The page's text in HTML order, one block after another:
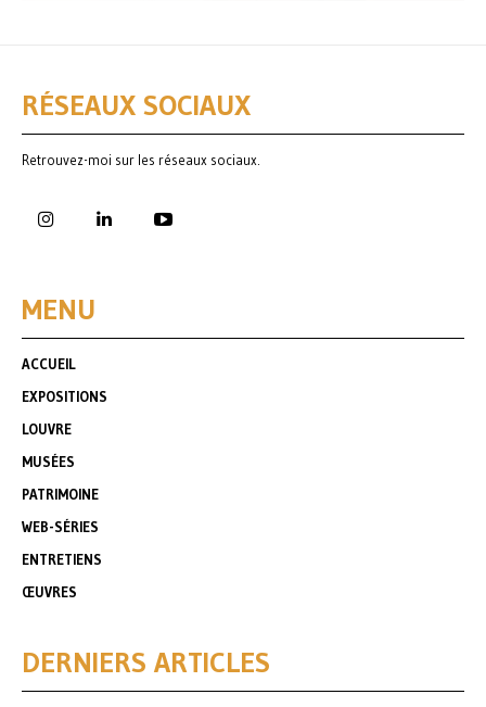
RÉSEAUX SOCIAUX
Retrouvez-moi sur les réseaux sociaux.
MENU
ACCUEIL
EXPOSITIONS
LOUVRE
MUSÉES
PATRIMOINE
WEB-SÉRIES
ENTRETIENS
ŒUVRES
DERNIERS ARTICLES